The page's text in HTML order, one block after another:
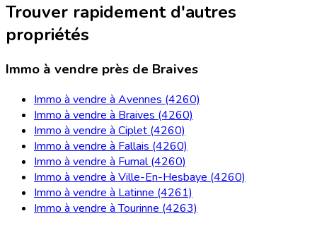
Trouver rapidement d'autres
propriétés
Immo à vendre près de Braives
Immo à vendre à Avennes (4260)
Immo à vendre à Braives (4260)
Immo à vendre à Ciplet (4260)
Immo à vendre à Fallais (4260)
Immo à vendre à Fumal (4260)
Immo à vendre à Ville-En-Hesbaye (4260)
Immo à vendre à Latinne (4261)
Immo à vendre à Tourinne (4263)